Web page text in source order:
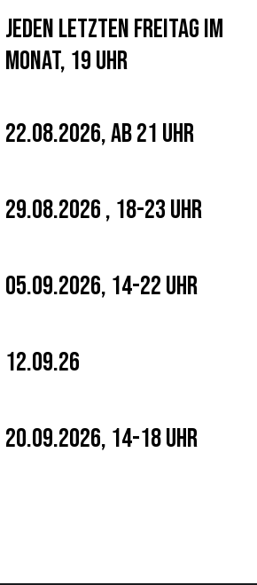
Jeden letzten Freitag im
Monat, 19 Uhr
22.08.2026, ab 21 Uhr
29.08.2026 , 18-23 Uhr
05.09.2026, 14-22 Uhr
12.09.26
20.09.2026, 14-18 Uhr